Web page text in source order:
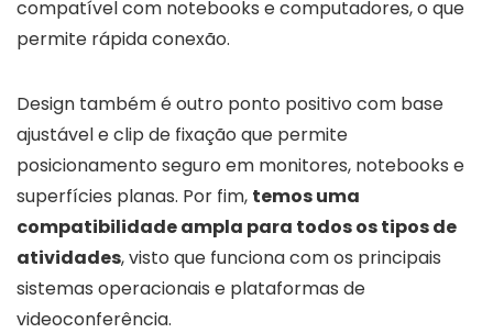
compatível com notebooks e computadores, o que
permite rápida conexão.
Design também é outro ponto positivo com base
ajustável e clip de fixação que permite
posicionamento seguro em monitores, notebooks e
superfícies planas. Por fim, temos uma
compatibilidade ampla para todos os tipos de
atividades, visto que funciona com os principais
sistemas operacionais e plataformas de
videoconferência.